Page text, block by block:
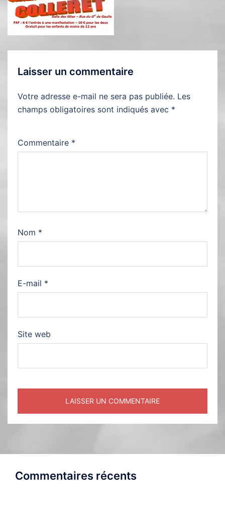
Laisser un commentaire
Votre adresse e-mail ne sera pas publiée. Les
champs obligatoires sont indiqués avec *
Commentaire *
Nom *
E-mail *
Site web
Commentaires récents